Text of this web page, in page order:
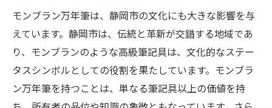
モンブラン万年筆は、静岡市の文化にも大きな影響を与
えています。静岡市は、伝統と革新が交錯する地域であ
り、モンブランのような高級筆記具は、文化的なステー
タスシンボルとしての役割を果たしています。モンブラ
ン万年筆を持つことは、単なる筆記具以上の価値を持